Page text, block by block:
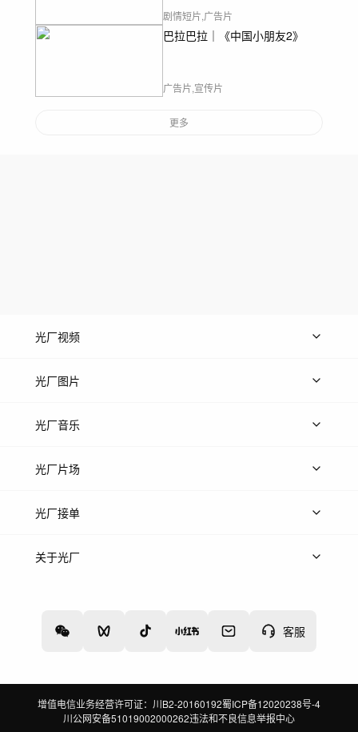
剧情短片,广告片
巴拉巴拉｜《中国小朋友2》
广告片,宣传片
更多
客服
光厂视频
上传视频
光厂图片
上传图片
光厂音乐
热门音乐
光厂片场
上传案例
光厂接单
上架服务
关于光厂
增值电信业务经营许可证：川B2-20160192蜀ICP备12020238号-4
川公网安备51019002000262违法和不良信息举报中心